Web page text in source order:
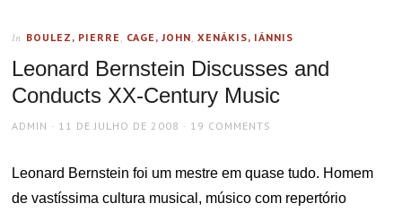
In BOULEZ, PIERRE , CAGE, JOHN,XENÁKIS, IÁNNIS
Leonard Bernstein Discusses and
Conducts XX-Century Music
AUTHOR
ADMIN
POSTED
11 DE JULHO DE 2008 19 COMMENTS
Leonard Bernstein foi um mestre em quase tudo. Homem
de vastíssima cultura musical, músico com repertório